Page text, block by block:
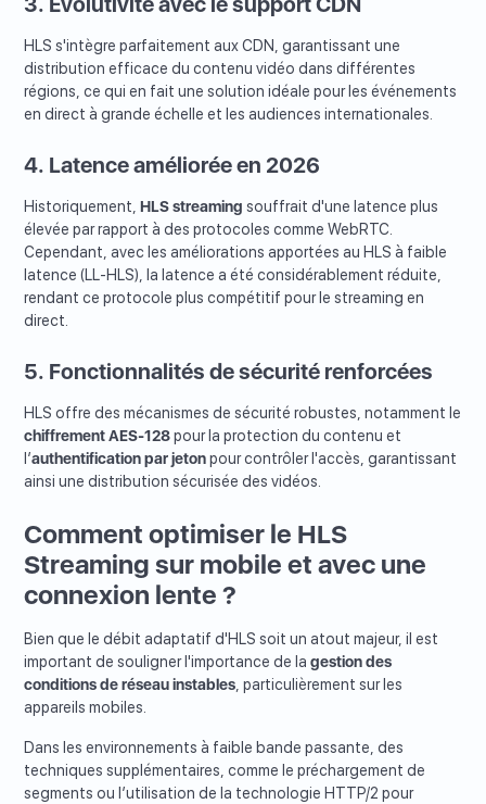
HLS s'intègre parfaitement aux CDN, garantissant une
distribution efficace du contenu vidéo dans différentes
régions, ce qui en fait une solution idéale pour les événements
en direct à grande échelle et les audiences internationales.
4. Latence améliorée en 2026
Historiquement,HLS streaming souffrait d'une latence plus
élevée par rapport à des protocoles comme WebRTC.
Cependant, avec les améliorations apportées au HLS à faible
latence (LL-HLS), la latence a été considérablement réduite,
rendant ce protocole plus compétitif pour le streaming en
direct.
5. Fonctionnalités de sécurité renforcées
HLS offre des mécanismes de sécurité robustes, notamment le
chiffrement AES-128pour la protection du contenu et
l’authentification par jetonpour contrôler l'accès, garantissant
ainsi une distribution sécurisée des vidéos.
Comment optimiser le HLS
Streaming sur mobile et avec une
connexion lente ?
Bien que le débit adaptatif d'HLS soit un atout majeur, il est
important de souligner l'importance de lagestion des
conditions de réseau instables, particulièrement sur les
appareils mobiles.
Dans les environnements à faible bande passante, des
techniques supplémentaires, comme le préchargement de
segments ou l’utilisation de la technologie HTTP/2 pour